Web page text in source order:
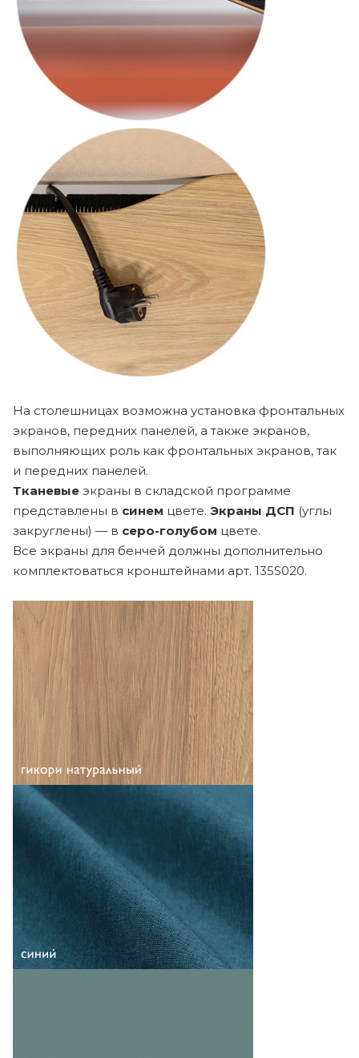
На столешницах возможна установка фронтальных
экранов, передних панелей, а также экранов,
выполняющих роль как фронтальных экранов, так
и передних панелей.
Тканевые экраны в складской программе
представлены в синем цвете. Экраны ДСП (углы
закруглены) — в серо-голубом цвете.
Все экраны для бенчей должны дополнительно
комплектоваться кронштейнами арт. 135S020.